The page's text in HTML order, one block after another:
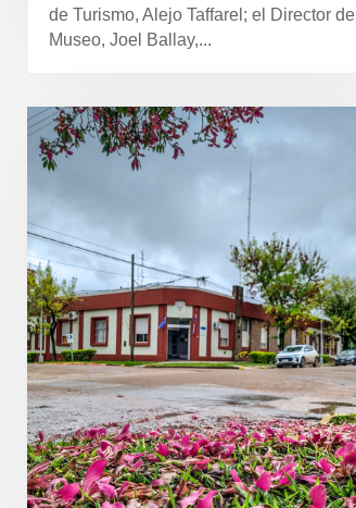
de Turismo, Alejo Taffarel; el Director del
Museo, Joel Ballay,...